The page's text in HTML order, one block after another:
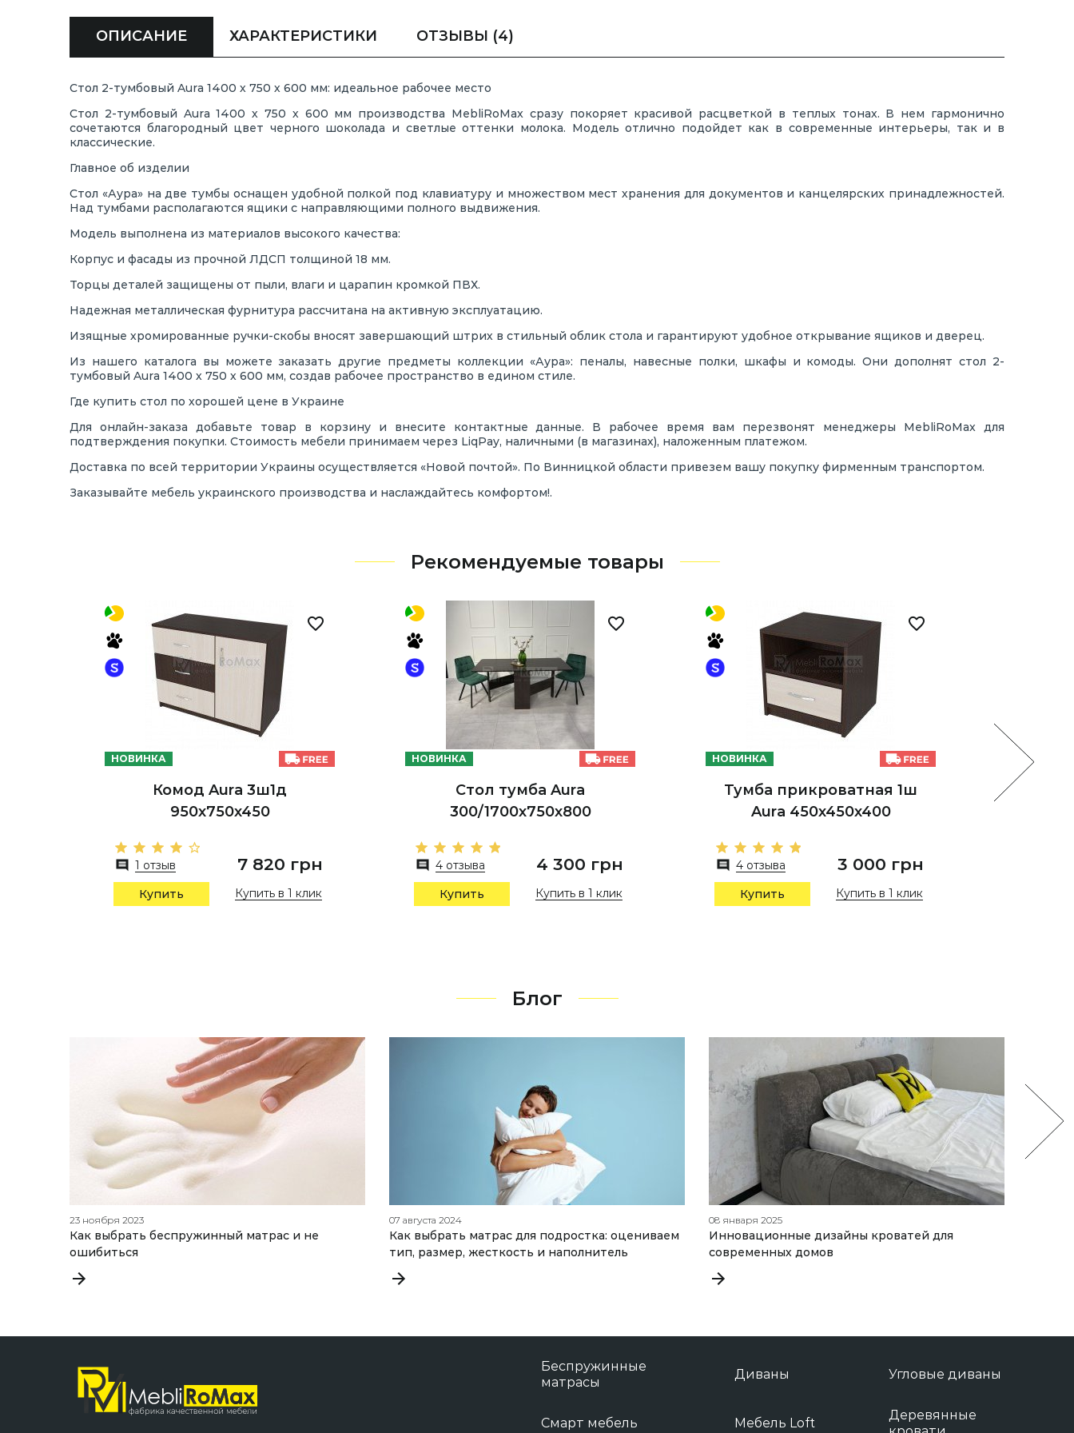
ОПИСАНИЕ ХАРАКТЕРИСТИКИ ОТЗЫВЫ (4)
Стол 2-тумбовый Aura 1400 х 750 х 600 мм: идеальное рабочее место
Стол 2-тумбовый Aura 1400 х 750 х 600 мм производства MebliRoMax сразу покоряет красивой расцветкой в теплых тонах. В нем гармонично
сочетаются благородный цвет черного шоколада и светлые оттенки молока. Модель отлично подойдет как в современные интерьеры, так и в
классические.
Главное об изделии
Стол «Аура» на две тумбы оснащен удобной полкой под клавиатуру и множеством мест хранения для документов и канцелярских принадлежностей.
Над тумбами располагаются ящики с направляющими полного выдвижения.
Модель выполнена из материалов высокого качества:
Корпус и фасады из прочной ЛДСП толщиной 18 мм.
Торцы деталей защищены от пыли, влаги и царапин кромкой ПВХ.
Надежная металлическая фурнитура рассчитана на активную эксплуатацию.
Изящные хромированные ручки-скобы вносят завершающий штрих в стильный облик стола и гарантируют удобное открывание ящиков и дверец.
Из нашего каталога вы можете заказать другие предметы коллекции «Аура»: пеналы, навесные полки, шкафы и комоды. Они дополнят стол 2-
тумбовый Aura 1400 х 750 х 600 мм, создав рабочее пространство в едином стиле.
Где купить стол по хорошей цене в Украине
Для онлайн-заказа добавьте товар в корзину и внесите контактные данные. В рабочее время вам перезвонят менеджеры MebliRoMax для
подтверждения покупки. Стоимость мебели принимаем через LiqPay, наличными (в магазинах), наложенным платежом.
Доставка по всей территории Украины осуществляется «Новой почтой». По Винницкой области привезем вашу покупку фирменным транспортом.
Заказывайте мебель украинского производства и наслаждайтесь комфортом!.
Рекомендуемые товары
НОВИНКА
Комод Aura 3ш1д
950х750х450
1 отзыв 7 820 грн
Купить Купить в 1 клик
НОВИНКА
Стол тумба Aura
300/1700х750х800
4 отзыва 4 300 грн
Купить Купить в 1 клик
НОВИНКА
Тумба прикроватная 1ш
Aura 450х450х400
4 отзыва 3 000 грн
Купить Купить в 1 клик
НОВИНКА
Блог
23 ноября 2023
Как выбрать беспружинный матрас и не
ошибиться
07 августа 2024
Как выбрать матрас для подростка: оцениваем
тип, размер, жесткость и наполнитель
08 января 2025
Инновационные дизайны кроватей для
современных домов
Беспружинные
матрасы
Диваны Угловые диваны
Смарт мебель Мебель Loft
Деревянные